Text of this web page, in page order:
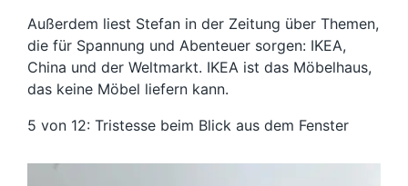
Außerdem liest Stefan in der Zeitung über Themen,
die für Spannung und Abenteuer sorgen: IKEA,
China und der Weltmarkt. IKEA ist das Möbelhaus,
das keine Möbel liefern kann.
5 von 12: Tristesse beim Blick aus dem Fenster